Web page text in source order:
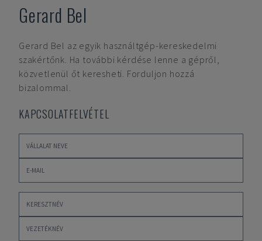
Gerard Bel
Gerard Bel az egyik használtgép-kereskedelmi
szakértőnk. Ha további kérdése lenne a gépről,
közvetlenül őt keresheti. Forduljon hozzá
bizalommal.
KAPCSOLATFELVÉTEL